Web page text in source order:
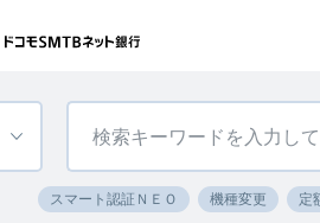
スマート認証ＮＥＯ 機種変更 定